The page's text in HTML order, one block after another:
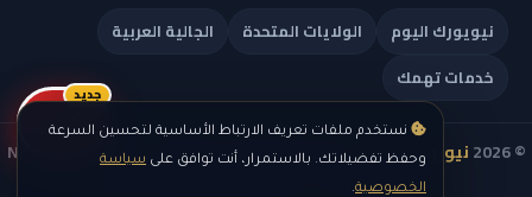
نستخدم ملفات تعريف الارتباط الأساسية لتحسين السرعة
وحفظ تفضيلاتك. بالاستمرار، أنت توافق على سياسة
الخصوصية.
نيويورك اليوم الولايات المتحدة
الجالية العربية
خدمات تهمك
© 2026 نيويورك نيوز
— جميع الحقوق محفوظة — NEW YORK NEWS
IN ARABIC LLC — رقم التسجيل 0451351808
ريلز
جديد